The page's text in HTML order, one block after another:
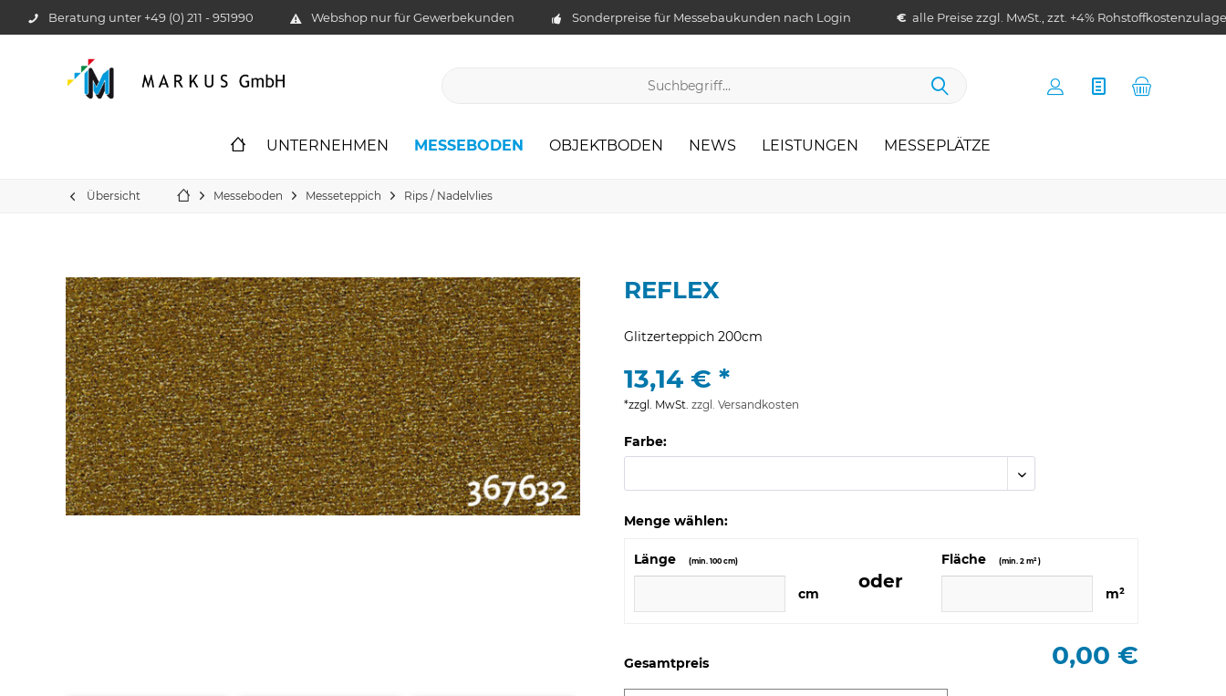
Beratung unter +49 (0) 211 - 951990 Webshop nur für Gewerbekunden Sonderpreise für Messebaukunden nach Login € alle Preise zzgl. MwSt., zzt. +4% Rohstoffkostenzulage
UNTERNEHMEN MESSEBODEN OBJEKTBODEN NEWS LEISTUNGEN MESSEPLÄTZE
Übersicht Messeboden Messeteppich Rips / Nadelvlies
REFLEX
Glitzerteppich 200cm
13,14 € *
*zzgl. MwSt. zzgl. Versandkosten
Farbe:
Menge wählen:
Länge (min. 100 cm)
cm
oder
Fläche (min. 2 m² )
m²
Gesamtpreis 0,00 €